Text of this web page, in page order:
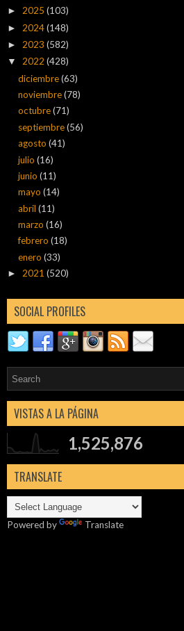
► 2025 (103)
► 2024(148)
► 2023 (582)
▼ 2022 (428)
diciembre(63)
noviembre(78)
octubre(71)
septiembre(56)
agosto(41)
julio(16)
junio(11)
mayo(14)
abril(11)
marzo(16)
febrero(18)
enero(33)
► 2021 (520)
SOCIAL PROFILES
VISTAS A LA PÁGINA
1,525,876
TRANSLATE
Powered by Translate